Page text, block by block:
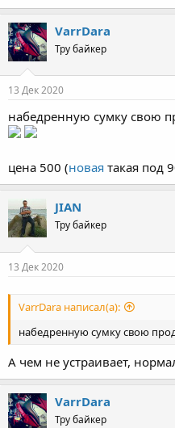
VarrDara
Тру байкер
13 Дек 2020
набедренную сумку свою
цена 500 (новая такая под
JIAN
Тру байкер
13 Дек 2020
VarrDara написал(а):
набедренную сумку свою
А чем не устраивает,
VarrDara
Тру байкер